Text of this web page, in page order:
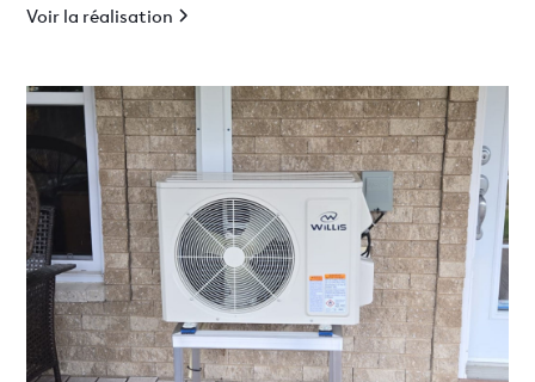
Voir la réalisation